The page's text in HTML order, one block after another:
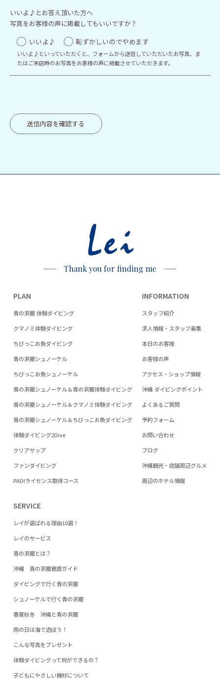
いいよ♪とお答え頂いた方へ
写真をお客様の声に掲載してもいいですか？
いいよ♪
恥ずかしいのでやめます
いいよ♪といっていただくと、フォームから送信していただいたお写真、ま
たはご来店時のお写真をお客様の声に掲載させていただきます。
送信内容を確認する
Lei
Thank you for finding me
PLAN
青の洞窟 体験ダイビング
クマノミ体験ダイビング
ちびっこお魚ダイビング
青の洞窟シュノーケル
ちびっこお魚シュノーケル
青の洞窟シュノーケル＆青の洞窟体験ダイビング
青の洞窟シュノーケル＆クマノミ体験ダイビング
青の洞窟シュノーケル＆ちびっこお魚ダイビング
体験ダイビング2Dive
クリアサップ
ファンダイビング
PADIライセンス取得コース
SERVICE
レイが選ばれる理由10選！
レイのサービス
青の洞窟とは？
沖縄 青の洞窟徹底ガイド
ダイビングで行く青の洞窟
シュノーケルで行く青の洞窟
春夏秋冬 沖縄と青の洞窟
雨の日は海で遊ぼう！
こんな写真をプレゼント
体験ダイビングって何ができるの？
子どもにやさしい機材について
INFORMATION
スタッフ紹介
求人情報・スタッフ募集
本日のお客様
お客様の声
アクセス・ショップ情報
沖縄 ダイビングポイント
よくあるご質問
予約フォーム
お問い合わせ
ブログ
沖縄観光・店舗周辺グルメ
周辺のホテル情報